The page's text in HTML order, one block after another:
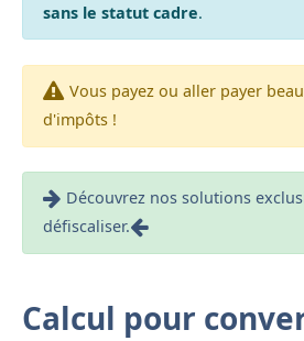
sans le statut cadre.
Vous payez ou aller payer
d'impôts !
Découvrez nos solutions
défiscaliser.
Calcul pour